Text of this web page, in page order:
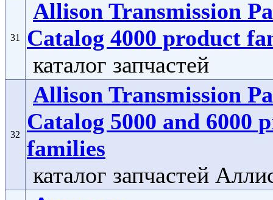
31
Allison Transmission
Catalog 4000 product
каталог запчастей
32
Allison Transmission
Catalog 5000 and 6000
families
каталог запчастей